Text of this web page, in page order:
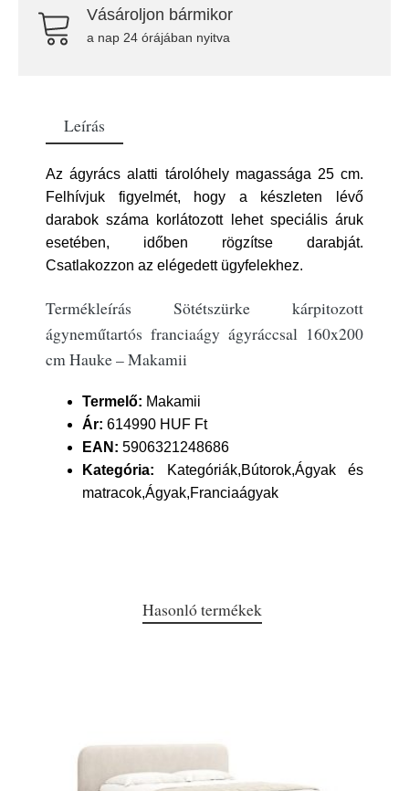
Vásároljon bármikor
a nap 24 órájában nyitva
Leírás
Az ágyrács alatti tárolóhely magassága 25 cm.
Felhívjuk figyelmét, hogy a készleten lévő
darabok száma korlátozott lehet speciális áruk
esetében, időben rögzítse darabját.
Csatlakozzon az elégedett ügyfelekhez.
Termékleírás Sötétszürke kárpitozott
ágyneműtartós franciaágy ágyráccsal 160x200
cm Hauke – Makamii
Termelő: Makamii
Ár: 614990 HUF Ft
EAN: 5906321248686
Kategória: Kategóriák,Bútorok,Ágyak és
matracok,Ágyak,Franciaágyak
Hasonló termékek